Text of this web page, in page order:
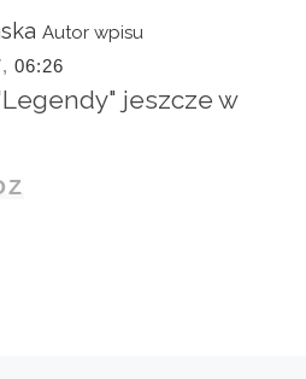
Autor wpisu
06:26
jeszcze w